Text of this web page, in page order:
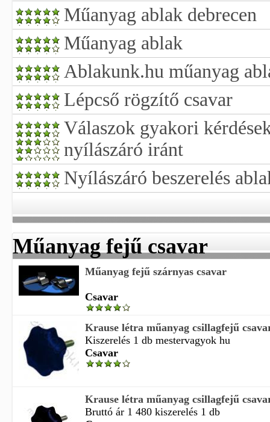
Műanyag ablak debrecen
Műanyag ablak
Ablakunk.hu műanyag
Lépcső rögzítő csavar
Válaszok gyakori
nyílászáró iránt
Nyílászáró beszerelés
Műanyag fejű csavar
Műanyag fejű szárnyas csavar
Csavar
Krause létra műanyag csillagfejű
Kiszerelés 1 db mestervagyok hu
Csavar
Krause létra műanyag csillagfejű
Bruttó ár 1 480 kiszerelés 1 db